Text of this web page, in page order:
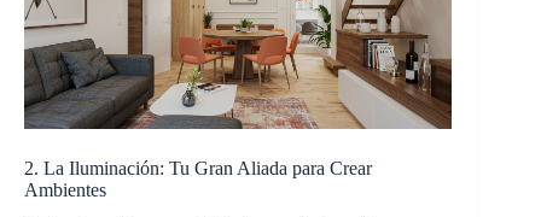
2. La Iluminación: Tu Gran Aliada para Crear
Ambientes